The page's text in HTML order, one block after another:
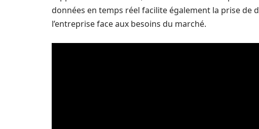
données en temps réel facilite également la prise de
l’entreprise face aux besoins du marché.